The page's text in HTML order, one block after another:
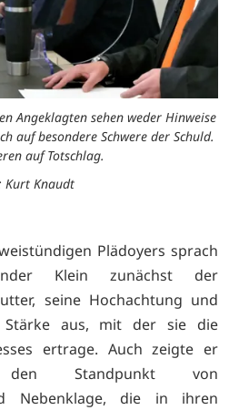
Angeklagten sehen weder Hinweise
auf besondere Schwere der Schuld.
auf Totschlag.
Kurt Knaudt
Plädoyers sprach
Klein zunächst der
seine Hochachtung und
aus, mit der sie die
ertrage. Auch zeigte er
Standpunkt von
Nebenklage, die in ihren